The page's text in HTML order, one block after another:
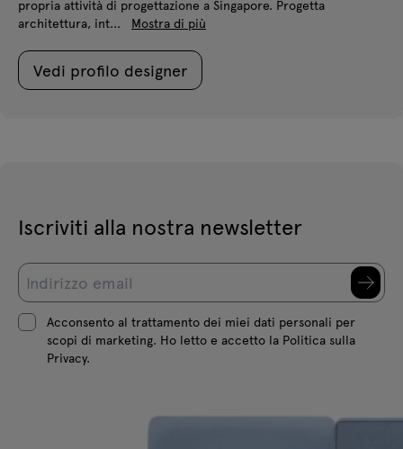
propria attività di progettazione a Singapore. Progetta
architettura, int...
Mostra di più
Vedi profilo designer
Iscriviti alla nostra newsletter
Acconsento al trattamento dei miei dati personali per
scopi di marketing. Ho letto e accetto la Politica sulla
Privacy.